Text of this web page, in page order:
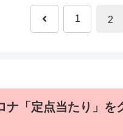
前 1 2
ナ「定点当たり」を